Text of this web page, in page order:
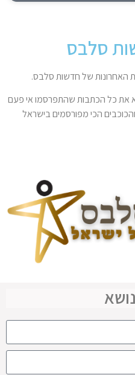
סלבס
של חדשות סלבס.
את כל הכתבות שהתפרסמו אי פעם
הכי מפורסמים בישראל